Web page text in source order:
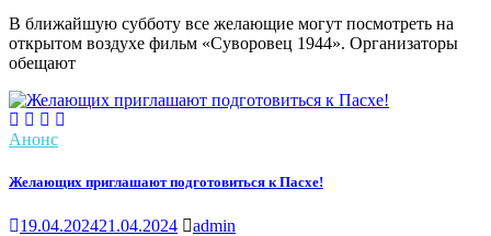
В ближайшую субботу все желающие могут посмотреть на
открытом воздухе фильм «Суворовец 1944». Организаторы
обещают
Анонс
Желающих приглашают подготовиться к Пасхе!
19.04.202421.04.2024
admin